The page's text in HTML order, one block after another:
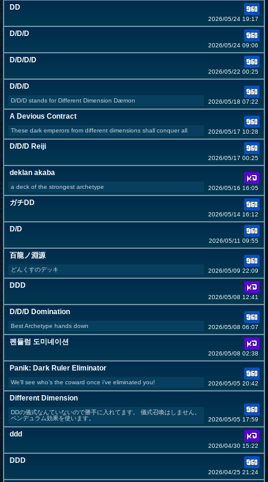
DD
2026/05/24 19:17
D/D/D
2026/05/24 09:06
D/D/D/D
2026/05/22 00:25
D/D/D
D/D/D stands for Different Dimension Dæmon 2026/05/18 07:22
A Devious Contract
These dark emperors from different dimensions shall conquer all 2026/05/17 10:28
D/D/D Reiji
2026/05/17 00:25
deklan akaba
a deck of the strongest archetype 2026/05/16 16:05
ガチDD
2026/05/14 16:12
D/D
2026/05/11 09:55
百龍ノ淵源
どんくすのデッキ 2026/05/09 22:09
DDD
2026/05/08 12:41
D/D/D Domination
Best Archetype hands down 2026/05/08 06:07
펜듈럼 도미네이션
2026/05/08 02:38
Panik: Dark Ruler Eliminator
We’ll see who’s the coward once i’ve eliminated you! 2026/05/05 20:42
Different Dimension
DDの儀式なんていないので勝手に入れてます。 儀式召喚はしません。
ペンデュラム効果を使います。
2026/05/05 17:59
ddd
2026/04/30 15:22
DDD
2026/04/25 21:24